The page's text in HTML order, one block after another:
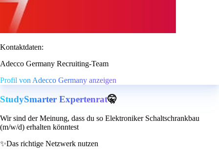
Kontaktdaten:
Adecco Germany Recruiting-Team
Profil von Adecco Germany anzeigen
StudySmarter Expertenrat🤫
Wir sind der Meinung, dass du so Elektroniker Schaltschrankbau
(m/w/d) erhalten könntest
✨Das richtige Netzwerk nutzen